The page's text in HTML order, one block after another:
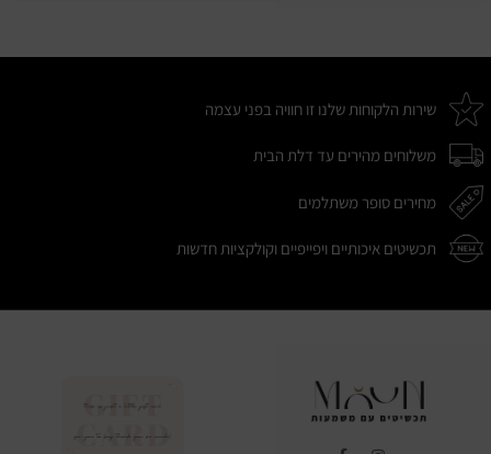
שירות הלקוחות שלנו זו חוויה בפני עצמה
משלוחים מהירים עד דלת הבית
מחירים סופר משתלמים
תכשיטים איכותיים ויפייפיים וקולקציות חדשות